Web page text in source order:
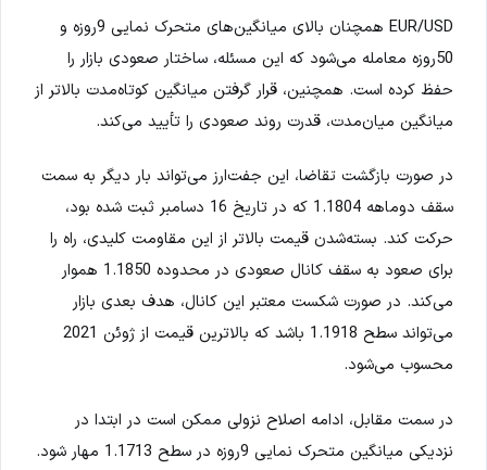
EUR/USD همچنان بالای میانگین‌های متحرک نمایی 9روزه و
50روزه معامله می‌شود که این مسئله، ساختار صعودی بازار را
حفظ کرده است. همچنین، قرار گرفتن میانگین کوتاه‌مدت بالاتر از
میانگین میان‌مدت، قدرت روند صعودی را تأیید می‌کند.
در صورت بازگشت تقاضا، این جفت‌ارز می‌تواند بار دیگر به سمت
سقف دوماهه 1.1804 که در تاریخ 16 دسامبر ثبت شده بود،
حرکت کند. بسته‌شدن قیمت بالاتر از این مقاومت کلیدی، راه را
برای صعود به سقف کانال صعودی در محدوده 1.1850 هموار
می‌کند. در صورت شکست معتبر این کانال، هدف بعدی بازار
می‌تواند سطح 1.1918 باشد که بالاترین قیمت از ژوئن 2021
محسوب می‌شود.
در سمت مقابل، ادامه اصلاح نزولی ممکن است در ابتدا در
نزدیکی میانگین متحرک نمایی 9روزه در سطح 1.1713 مهار شود.